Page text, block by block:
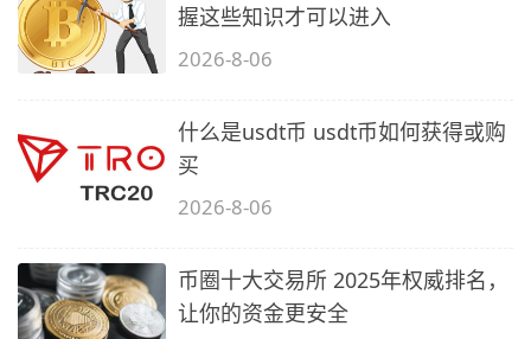
握这些知识才可以进入
2026-8-06
什么是usdt币 usdt币如何获得或购
买
2026-8-06
币圈十大交易所 2025年权威排名，
让你的资金更安全